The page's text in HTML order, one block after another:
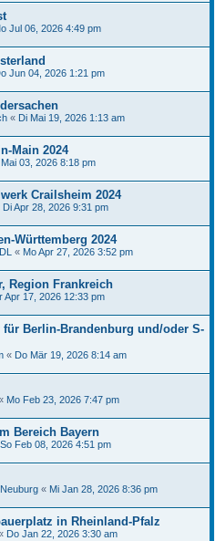
Jul 06, 2026 4:49 pm
Jun 04, 2026 1:21 pm
« Di Mai 19, 2026 1:13 am
Main 2024
03, 2026 8:18 pm
Crailsheim 2024
Di Apr 28, 2026 9:31 pm
Württemberg 2024
« Mo Apr 27, 2026 3:52 pm
Region Frankreich
Apr 17, 2026 12:33 pm
für Berlin-Brandenburg und/oder S-
« Do Mär 19, 2026 8:14 am
Mo Feb 23, 2026 7:47 pm
Bereich Bayern
So Feb 08, 2026 4:51 pm
« Mi Jan 28, 2026 8:36 pm
in Rheinland-Pfalz
Do Jan 22, 2026 3:30 am